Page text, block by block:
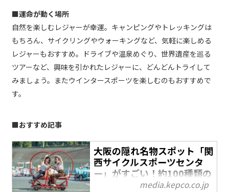
■運命が動く場所
自然を楽しむレジャーが幸運。キャンピングやトレッキングは
もちろん、サイクリングやウォーキングなど、気軽に楽しめる
レジャーもおすすめ。ドライブや温泉めぐり、世界遺産を巡る
ツアーなど、興味を引かれたレジャーに、どんどんトライして
みましょう。またウインタースポーツを楽しむのもおすすめで
す。
■おすすめ記事
大阪の隠れ名物スポット「関
西サイクルスポーツセンタ
ー」がすごい！約100種類の
変わり種自転車に乗り放題！
media.kepco.co.jp